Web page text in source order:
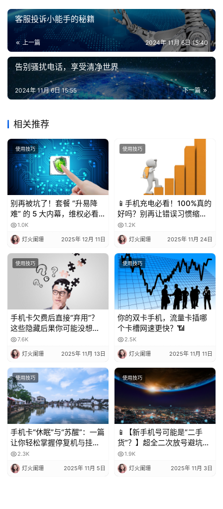
客服投诉小能手的秘籍
上一篇 2024年 11月 6日 15:40
告别骚扰电话，享受清净世界
下一篇
2024年 11月 6日 15:55
相关推荐
使用技巧
别再被坑了！套餐 “升易降
难” 的 5 大内幕，维权必看
💥1.0K
灯火阑珊 2025年 12月 11日
使用技巧
📱手机充电必看！100%真的
好吗？别再让错误习惯缩短
电池寿命！
1.2K
灯火阑珊 2025年 11月 24日
使用技巧
手机卡欠费后直接“弃用”？
这些隐藏后果你可能没想
到！
7.6K
灯火阑珊 2025年 11月 13日
使用技巧
你的双卡手机，流量卡插哪
个卡槽网速更快？📶
2.5K
灯火阑珊 2025年 11月 11日
使用技巧
手机卡“休眠”与“苏醒”：一篇
让你轻松掌握停复机与挂失
的科普指南
2.3K
灯火阑珊 2025年 11月 5日
使用技巧
📱【新手机号可能是“二手
货”？】超全二次放号避坑指
南，附完美处理攻略！✨
1.9K
灯火阑珊 2025年 11月 3日